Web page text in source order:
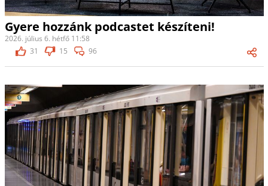
Gyere hozzánk podcastet készíteni!
2026. július 6. hétfő 11:58
31
15 96